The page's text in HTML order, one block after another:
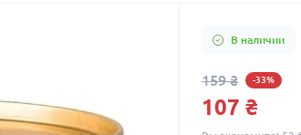
В наличии
159 ₴ -33%
107 ₴